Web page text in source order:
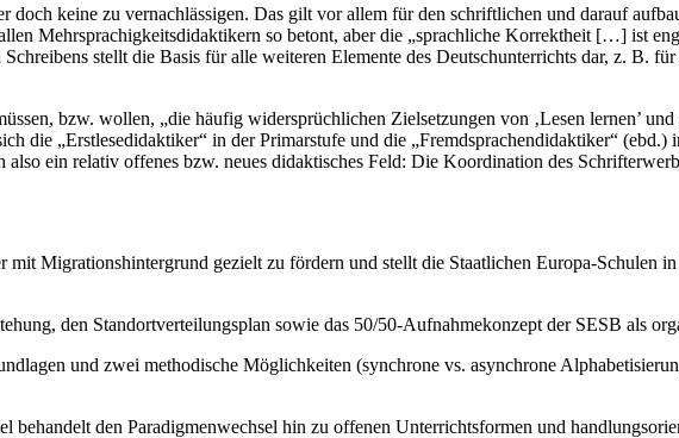
doch keine zu vernachlässigen. Das gilt vor allem für den schriftlichen und darauf
Mehrsprachigkeitsdidaktikern so betont, aber die „sprachliche Korrektheit […] ist
stellt die Basis für alle weiteren Elemente des Deutschunterrichts dar, z. B.
bzw. wollen, „die häufig widersprüchlichen Zielsetzungen von ‚Lesen lernen’
die „Erstlesedidaktiker“ in der Primarstufe und die „Fremdsprachendidaktiker“ (ebd.)
ein relativ offenes bzw. neues didaktisches Feld: Die Koordination des
Migrationshintergrund gezielt zu fördern und stellt die Staatlichen Europa-Schulen
den Standortverteilungsplan sowie das 50/50-Aufnahmekonzept der SESB als
und zwei methodische Möglichkeiten (synchrone vs. asynchrone
behandelt den Paradigmenwechsel hin zu offenen Unterrichtsformen und